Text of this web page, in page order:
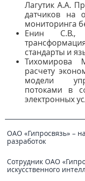
Лагутик А.А.
датчиков на
мониторинга
Енин С.В.,
стандарты и
Тихомирова
расчету
модели
потоками в
электронных
ОАО «Гипросвязь» –
разработок
Сотрудник ОАО
искусственного